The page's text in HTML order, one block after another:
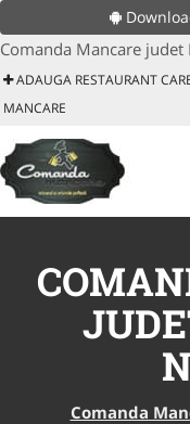
Comanda Mancare judet
ADAUGA RESTAURANT
MANCARE
Comanda